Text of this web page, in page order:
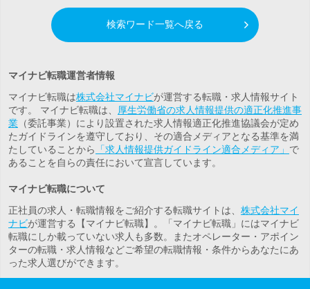
検索ワード一覧へ戻る
マイナビ転職運営者情報
マイナビ転職は株式会社マイナビが運営する転職・求人情報サイト
です。 マイナビ転職は、
厚生労働省の求人情報提供の適正化推進事
業 （委託事業）により設置された求人情報適正化推進協議会が定め
たガイドラインを遵守しており、その適合メディアとなる基準を満
たしていることから
「求人情報提供ガイドライン適合メディア」 で
あることを自らの責任において宣言しています。
マイナビ転職について
正社員の求人・転職情報をご紹介する転職サイトは、 株式会社マイ
ナビが運営する【マイナビ転職】。「マイナビ転職」にはマイナビ
転職にしか載っていない求人も多数。またオペレーター・アポイン
ターの転職・求人情報などご希望の転職情報・条件からあなたにあ
った求人選びができます。